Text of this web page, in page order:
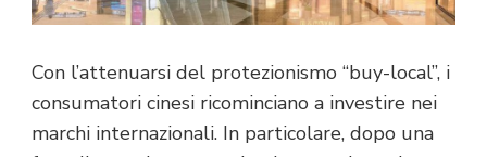
Con l’attenuarsi del protezionismo “buy-local”, i
consumatori cinesi ricominciano a investire nei
marchi internazionali. In particolare, dopo una